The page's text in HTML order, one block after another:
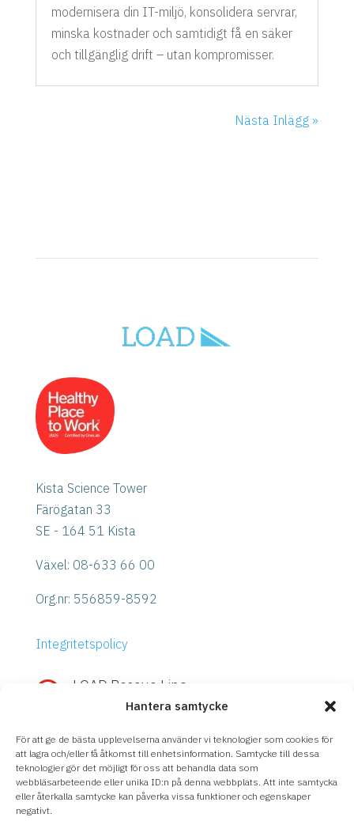
Hantera samtycke
För att ge de bästa upplevelserna använder vi teknologier som cookies för
att lagra och/eller få åtkomst till enhetsinformation. Samtycke till dessa
teknologier gör det möjligt för oss att behandla data som
webbläsarbeteende eller unika ID:n på denna webbplats. Att inte samtycka
eller återkalla samtycke kan påverka vissa funktioner och egenskaper
negativt.
modernisera din IT-miljö, konsolidera servrar,
minska kostnader och samtidigt få en säker
och tillgänglig drift – utan kompromisser.
Nästa Inlägg »
Kista Science Tower
Färögatan 33
SE - 164 51 Kista
Växel: 08-633 66 00
Org.nr: 556859-8592
Integritetspolicy
 LOAD Rescue Line
Snabb hjälp med IBM Power eller
Storage?
RingLOAD Rescue Line– direktkontakt
med våra experter, oavsett supportavtal.